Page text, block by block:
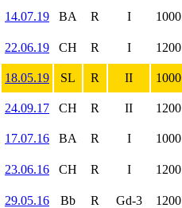
14.07.19 BA R I 1000
22.06.19 CH R I 1200
18.05.19 SL R II 1000
24.09.17 CH R II 1200
17.07.16 BA R I 1000
23.06.16 CH R I 1200
29.05.16 Bb R Gd-3 1200